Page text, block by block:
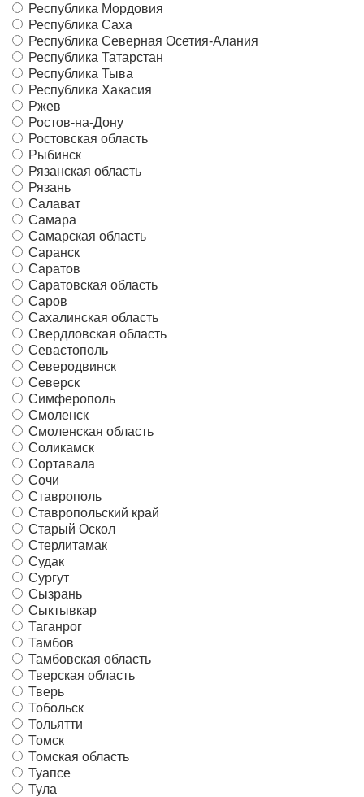
Республика Мордовия
Республика Саха
Республика Северная Осетия-Алания
Республика Татарстан
Республика Тыва
Республика Хакасия
Ржев
Ростов-на-Дону
Ростовская область
Рыбинск
Рязанская область
Рязань
Салават
Самара
Самарская область
Саранск
Саратов
Саратовская область
Саров
Сахалинская область
Свердловская область
Севастополь
Северодвинск
Северск
Симферополь
Смоленск
Смоленская область
Соликамск
Сортавала
Сочи
Ставрополь
Ставропольский край
Старый Оскол
Стерлитамак
Судак
Сургут
Сызрань
Сыктывкар
Таганрог
Тамбов
Тамбовская область
Тверская область
Тверь
Тобольск
Тольятти
Томск
Томская область
Туапсе
Тула